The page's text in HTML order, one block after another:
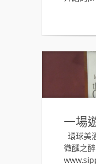
一場
環球美
微醺之醉